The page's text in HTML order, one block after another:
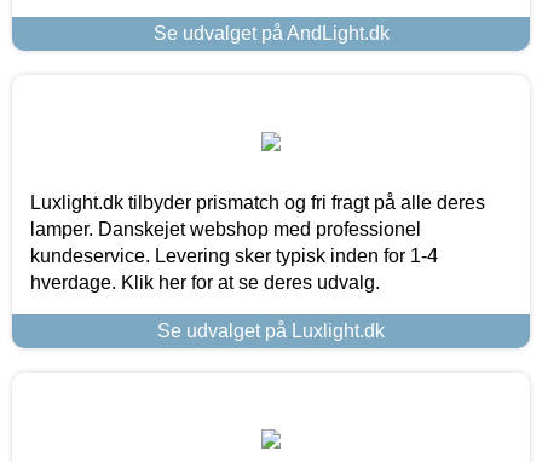
Se udvalget på AndLight.dk
Luxlight.dk tilbyder prismatch og fri fragt på alle deres
lamper. Danskejet webshop med professionel
kundeservice. Levering sker typisk inden for 1-4
hverdage. Klik her for at se deres udvalg.
Se udvalget på Luxlight.dk